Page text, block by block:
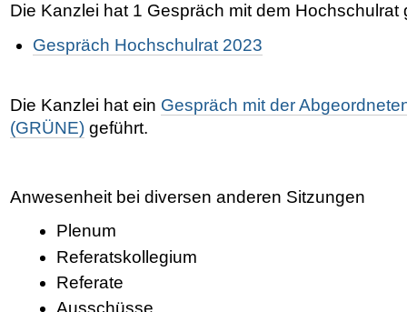
Die Kanzlei hat 1 Gespräch mit dem Hochschulrat
Gespräch Hochschulrat 2023
Die Kanzlei hat ein Gespräch mit der
(GRÜNE)geführt.
Anwesenheit bei diversen anderen Sitzungen
Plenum
Referatskollegium
Referate
Ausschüsse